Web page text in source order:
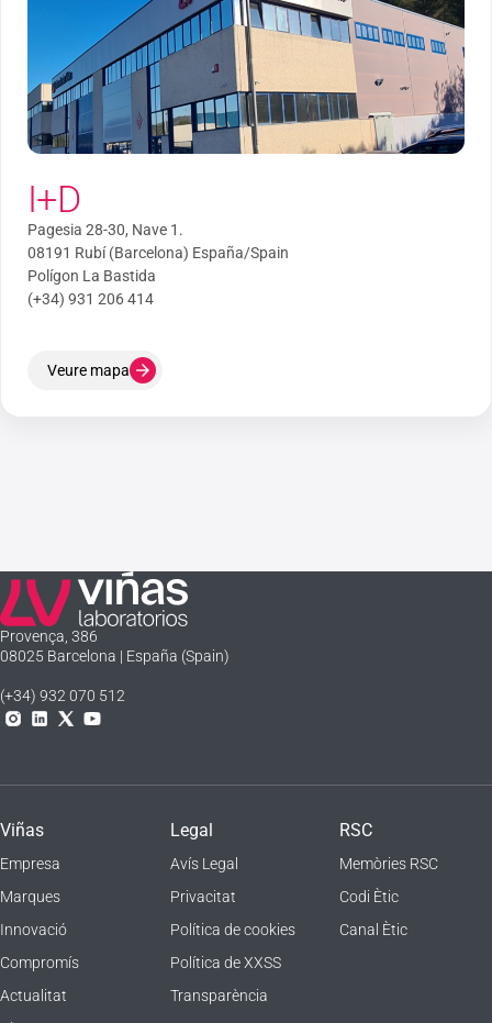
I+D
Pagesia 28-30, Nave 1.
08191 Rubí (Barcelona) España/Spain
Polígon La Bastida
(+34) 931 206 414
Veure mapa
Laboratorios Viñas
Provença, 386
08025 Barcelona | España (Spain)
(+34) 932 070 512
Instagram
Linkedln
X YouTube
Viñas
Empresa
Marques
Innovació
Compromís
Actualitat
Legal
Avís Legal
Privacitat
Política de cookies
Política de XXSS
Transparència
RSC
Memòries RSC
Codi Ètic
Canal Ètic